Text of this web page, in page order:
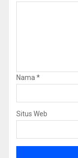
Nama*
Situs Web